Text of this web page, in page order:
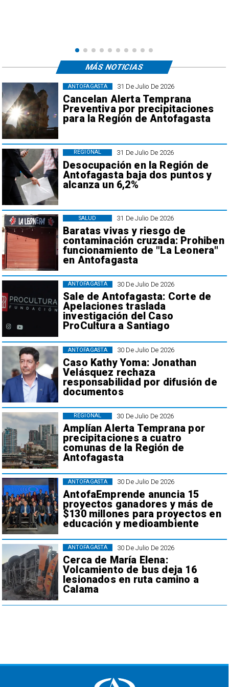
31 De Julio De 2026
Cancelan Alerta Temprana
Preventiva por precipitaciones
para la Región de Antofagasta
ANTOFAGASTA
31 De Julio De 2026
Desocupación en la Región de
Antofagasta baja dos puntos y
alcanza un 6,2%
REGIONAL
31 De Julio De 2026
Baratas vivas y riesgo de
contaminación cruzada: Prohiben
funcionamiento de "La Leonera"
en Antofagasta
SALUD
30 De Julio De 2026
Sale de Antofagasta: Corte de
Apelaciones traslada
investigación del Caso
ProCultura a Santiago
ANTOFAGASTA
30 De Julio De 2026
Caso Kathy Yoma: Jonathan
Velásquez rechaza
responsabilidad por difusión de
documentos
ANTOFAGASTA
30 De Julio De 2026
Amplían Alerta Temprana por
precipitaciones a cuatro
comunas de la Región de
Antofagasta
REGIONAL
30 De Julio De 2026
AntofaEmprende anuncia 15
proyectos ganadores y más de
$130 millones para proyectos en
educación y medioambiente
ANTOFAGASTA
30 De Julio De 2026
Cerca de María Elena:
Volcamiento de bus deja 16
lesionados en ruta camino a
Calama
ANTOFAGASTA
MÁS NOTICIAS